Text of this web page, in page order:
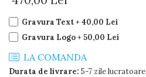
Gravura Text + 40,00 Lei
Gravura Logo + 50,00 Lei
LA COMANDA
Durata de livrare: 5-7 zile lucratoare